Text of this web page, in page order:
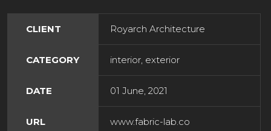
CLIENT Royarch Architecture
CATEGORY interior, exterior
DATE 01 June, 2021
URL www.fabric-lab.co